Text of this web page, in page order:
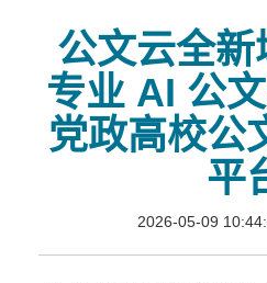
公文云全新
专业 AI 公文
党政高校公
平
2026-05-09